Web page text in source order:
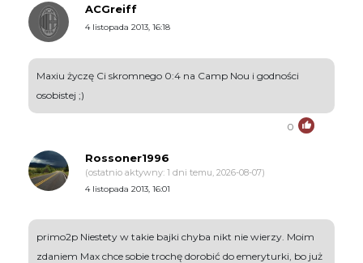
ACGreiff
4 listopada 2013, 16:18
Maxiu życzę Ci skromnego 0:4 na Camp Nou i godności
osobistej ;)
0
Rossoner1996
(ostatnio aktywny: 1 dni temu, 2026-08-07)
4 listopada 2013, 16:01
primo2p Niestety w takie bajki chyba nikt nie wierzy. Moim
zdaniem Max chce sobie trochę dorobić do emeryturki, bo już